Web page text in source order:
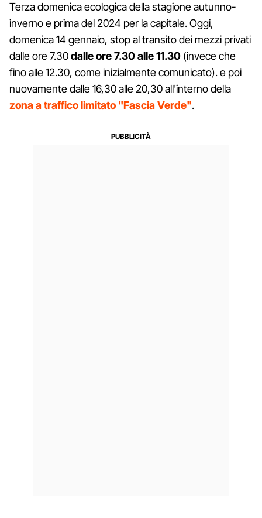
Terza domenica ecologica della stagione autunno-
inverno e prima del 2024 per la capitale. Oggi,
domenica 14 gennaio, stop al transito dei mezzi privati
dalle ore 7.30dalle ore 7.30 alle 11.30 (invece che
fino alle 12.30, come inizialmente comunicato). e poi
nuovamente dalle 16,30 alle 20,30 all'interno della
zona a traffico limitato "Fascia Verde".